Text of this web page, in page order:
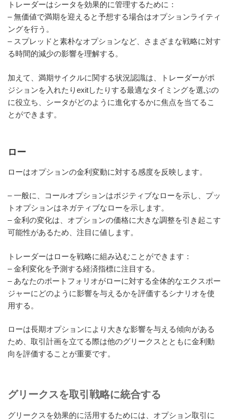
トレーダーはシータを効果的に管理するために：
– 無価値で満期を迎えると予想する場合はオプションライティ
ングを行う。
– スプレッドと素朴なオプションなど、さまざまな戦略に対す
る時間的減少の影響を理解する。
加えて、満期サイクルに関する状況認識は、トレーダーがポ
ジションを入れたりexitしたりする最適なタイミングを選ぶの
に役立ち、シータがどのように進化するかに焦点を当てるこ
とができます。
ロー
ローはオプションの金利変動に対する感度を反映します。
– 一般に、コールオプションはポジティブなローを示し、プッ
トオプションはネガティブなローを示します。
– 金利の変化は、オプションの価格に大きな調整を引き起こす
可能性があるため、注目に値します。
トレーダーはローを戦略に組み込むことができます：
– 金利変化を予測する経済指標に注目する。
– あなたのポートフォリオがローに対する全体的なエクスポー
ジャーにどのように影響を与えるかを評価するシナリオを使
用する。
ローは長期オプションにより大きな影響を与える傾向がある
ため、取引計画を立てる際は他のグリークスとともに金利動
向を評価することが重要です。
グリークスを取引戦略に統合する
グリークスを効果的に活用するためには、オプション取引に